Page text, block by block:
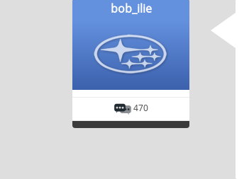
bob_ilie
470